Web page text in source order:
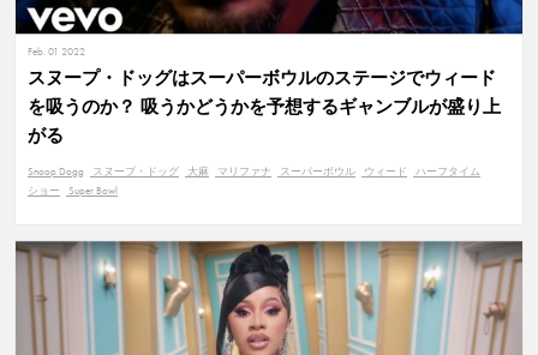
Feb. 01 2022
スヌープ・ドッグはスーパーボウルのステージでウィード
を吸うのか？ 吸うかどうかを予想するギャンブルが盛り上
がる
Snoop Dogg スヌープ・ドッグ 大麻 マリファナ スーパーボウル ウィード
ハーフタイム
ショー
Super Bowl